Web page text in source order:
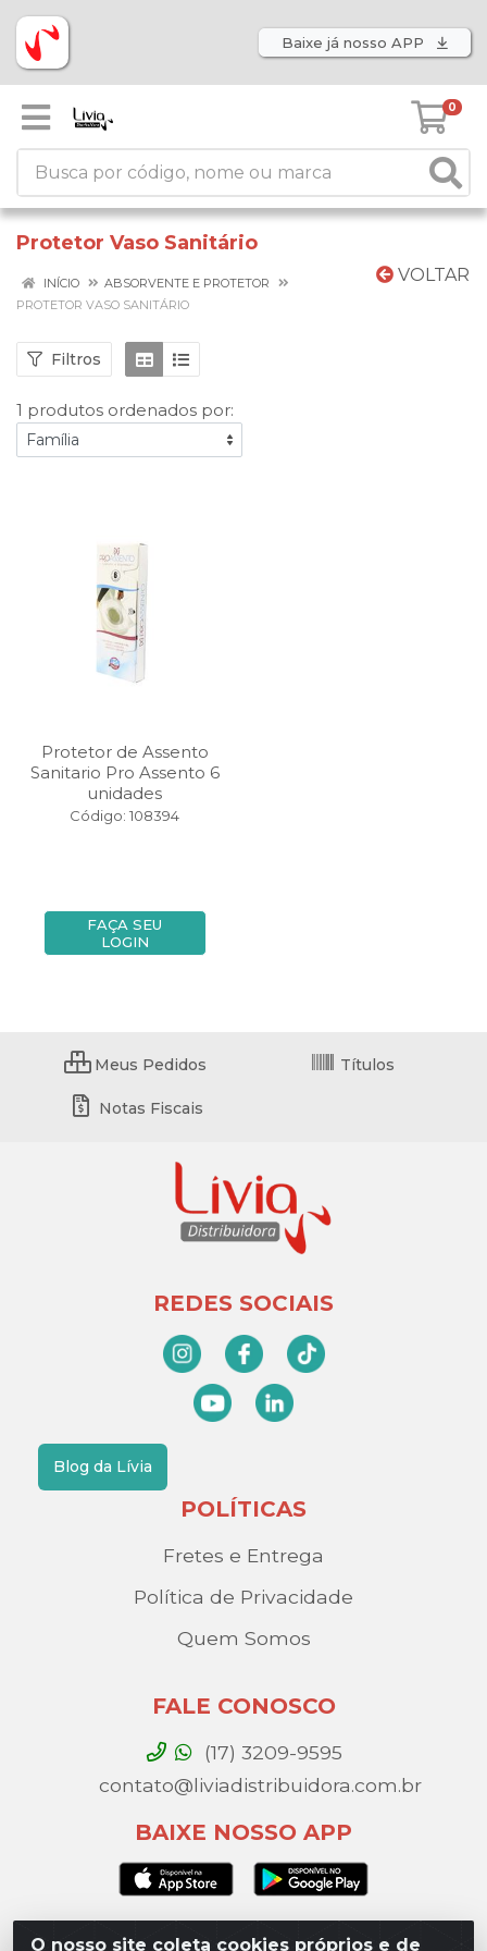
Baixe já nosso APP
0
Protetor Vaso Sanitário
VOLTAR
INÍCIO
ABSORVENTE E PROTETOR
PROTETOR VASO SANITÁRIO
Filtros
1 produtos ordenados por:
Protetor de Assento
Sanitario Pro Assento 6
unidades
Código: 108394
FAÇA SEU
LOGIN
O nosso site coleta cookies próprios e de
Meus Pedidos Títulos
Notas Fiscais
REDES SOCIAIS
Blog da Lívia
POLÍTICAS
Fretes e Entrega
Política de Privacidade
Quem Somos
FALE CONOSCO
(17) 3209-9595
contato@liviadistribuidora.com.br
BAIXE NOSSO APP